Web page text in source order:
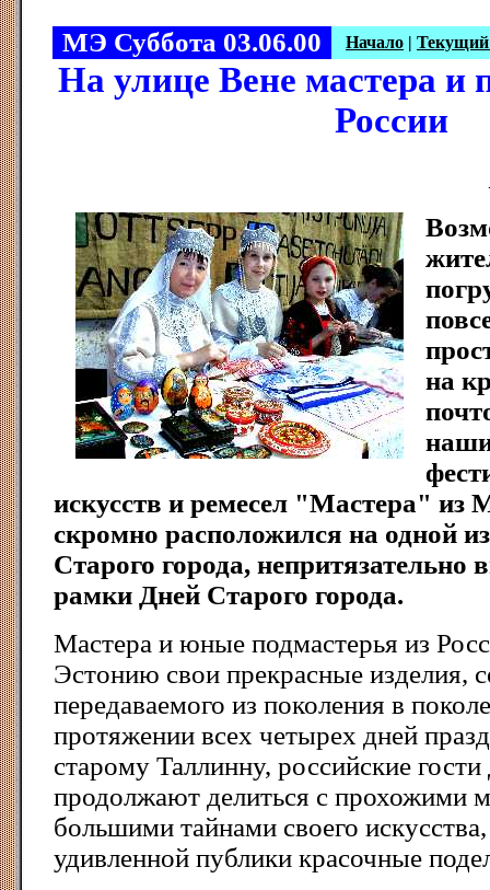
МЭ Суббота 03.06.00 Начало |
На улице Вене мастера и
России
на
искусств и ремесел "Мастера"
скромно расположился на одной
Старого города, непритязательно
рамки Дней Старого города.
Мастера и юные подмастерья из
Эстонию свои прекрасные изделия,
передаваемого из поколения в
протяжении всех четырех дней
старому Таллинну, российские гости
продолжают делиться с прохожими
большими тайнами своего искусства,
удивленной публики красочные